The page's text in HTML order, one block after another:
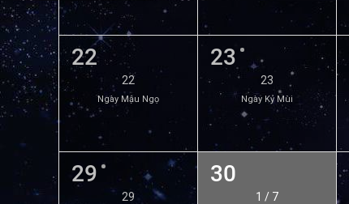
22
22
Ngày Mậu Ngọ
23
23
Ngày Kỷ Mùi
29
29
30
1 / 7